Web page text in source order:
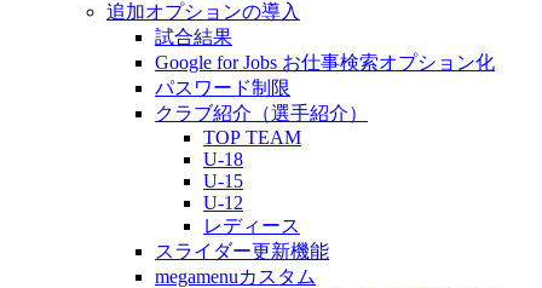
追加オプションの導入
試合結果
Google for Jobs お仕事検索オプション化
パスワード制限
クラブ紹介（選手紹介）
TOP TEAM
U-18
U-15
U-12
レディース
スライダー更新機能
megamenuカスタム